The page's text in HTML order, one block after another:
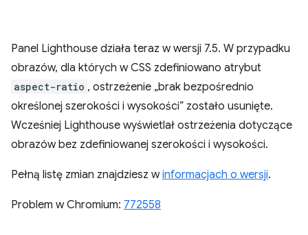
Panel Lighthouse działa teraz w wersji 7.5. W przypadku
obrazów, dla których w CSS zdefiniowano atrybut
aspect-ratio , ostrzeżenie „brak bezpośrednio
określonej szerokości i wysokości” zostało usunięte.
Wcześniej Lighthouse wyświetlał ostrzeżenia dotyczące
obrazów bez zdefiniowanej szerokości i wysokości.
Pełną listę zmian znajdziesz winformacjach o wersji.
Problem w Chromium: 772558